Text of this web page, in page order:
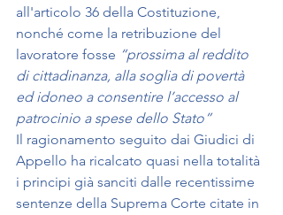
all'articolo 36 della Costituzione,
nonché come la retribuzione del
lavoratore fosse “prossima al reddito
di cittadinanza, alla soglia di povertà
ed idoneo a consentire l’accesso al
patrocinio a spese dello Stato”
Il ragionamento seguito dai Giudici di
Appello ha ricalcato quasi nella totalità
i principi già sanciti dalle recentissime
sentenze della Suprema Corte citate in